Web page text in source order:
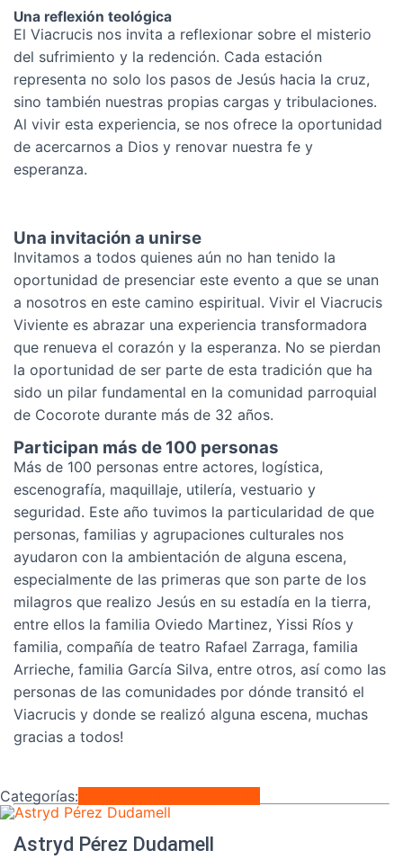
Una reflexión teológica
El Viacrucis nos invita a reflexionar sobre el misterio
del sufrimiento y la redención. Cada estación
representa no solo los pasos de Jesús hacia la cruz,
sino también nuestras propias cargas y tribulaciones.
Al vivir esta experiencia, se nos ofrece la oportunidad
de acercarnos a Dios y renovar nuestra fe y
esperanza.
Una invitación a unirse
Invitamos a todos quienes aún no han tenido la
oportunidad de presenciar este evento a que se unan
a nosotros en este camino espiritual. Vivir el Viacrucis
Viviente es abrazar una experiencia transformadora
que renueva el corazón y la esperanza. No se pierdan
la oportunidad de ser parte de esta tradición que ha
sido un pilar fundamental en la comunidad parroquial
de Cocorote durante más de 32 años.
Participan más de 100 personas
Más de 100 personas entre actores, logística,
escenografía, maquillaje, utilería, vestuario y
seguridad. Este año tuvimos la particularidad de que
personas, familias y agrupaciones culturales nos
ayudaron con la ambientación de alguna escena,
especialmente de las primeras que son parte de los
milagros que realizo Jesús en su estadía en la tierra,
entre ellos la familia Oviedo Martinez, Yissi Ríos y
familia, compañía de teatro Rafael Zarraga, familia
Arrieche, familia García Silva, entre otros, así como las
personas de las comunidades por dónde transitó el
Viacrucis y donde se realizó alguna escena, muchas
gracias a todos!
Categorías:
Astryd Pérez Dudamell